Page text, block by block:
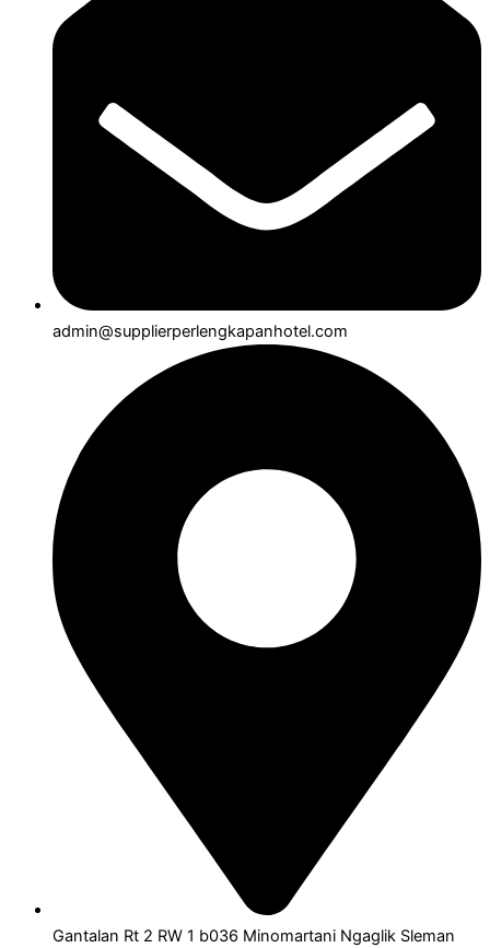
admin@supplierperlengkapanhotel.com
Gantalan Rt 2 RW 1 b036 Minomartani Ngaglik Sleman